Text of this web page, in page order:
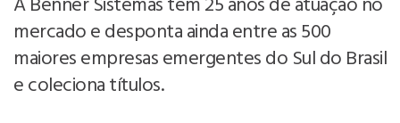
mercado e desponta ainda entre as 500
maiores empresas emergentes do Sul do Brasil
e coleciona títulos.